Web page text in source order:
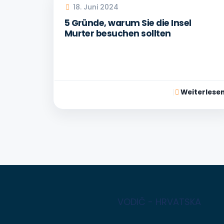
18. Juni 2024
5 Gründe, warum Sie die Insel
Murter besuchen sollten
VODIČ - HRVATSKA